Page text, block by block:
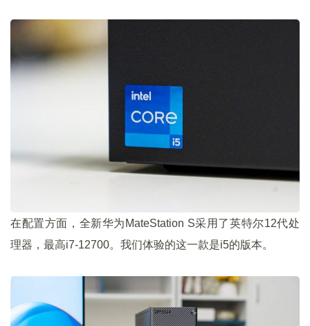
在配置方面，全新华为MateStation S采用了英特尔12代处
理器，最高i7-12700。我们体验的这一款是i5的版本。